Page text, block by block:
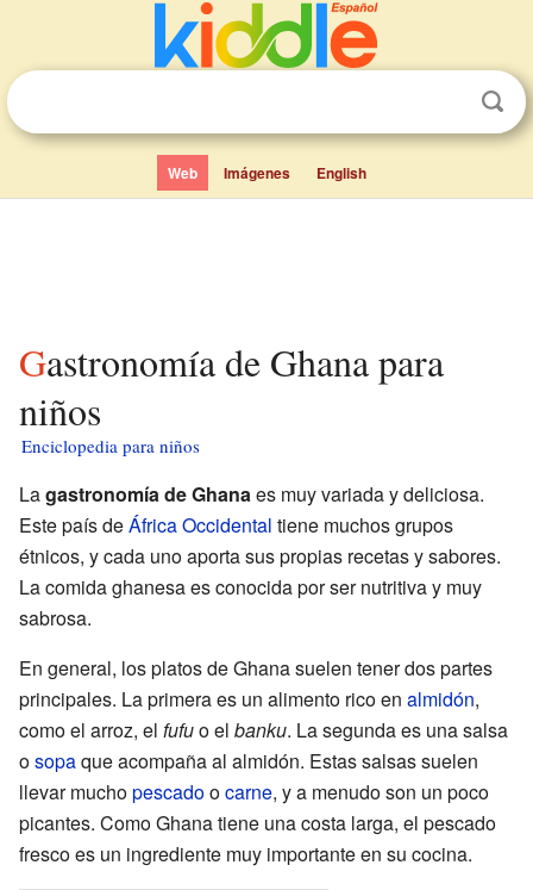
Web Imágenes English
Gastronomía de Ghana para
niños
Enciclopedia para niños
Lagastronomía de Ghanaes muy variada y deliciosa.
Este país deÁfrica Occidental tiene muchos grupos
étnicos, y cada uno aporta sus propias recetas y sabores.
La comida ghanesa es conocida por ser nutritiva y muy
sabrosa.
En general, los platos de Ghana suelen tener dos partes
principales. La primera es un alimento rico en almidón,
como el arroz, el fufuo el banku. La segunda es una salsa
osopaque acompaña al almidón. Estas salsas suelen
llevar muchopescadoocarne, y a menudo son un poco
picantes. Como Ghana tiene una costa larga, el pescado
fresco es un ingrediente muy importante en su cocina.